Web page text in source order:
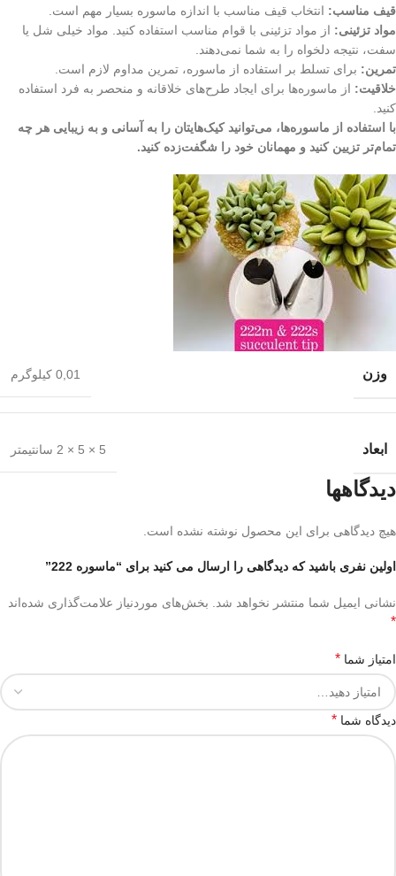
قیف مناسب: انتخاب قیف مناسب با اندازه ماسوره بسیار مهم است.
مواد تزئینی: از مواد تزئینی با قوام مناسب استفاده کنید. مواد خیلی شل یا
سفت، نتیجه دلخواه را به شما نمی‌دهند.
تمرین: برای تسلط بر استفاده از ماسوره، تمرین مداوم لازم است.
خلاقیت: از ماسوره‌ها برای ایجاد طرح‌های خلاقانه و منحصر به فرد استفاده
کنید.
با استفاده از ماسوره‌ها، می‌توانید کیک‌هایتان را به آسانی و به زیبایی هر چه
تمام‌تر تزیین کنید و مهمانان خود را شگفت‌زده کنید.
وزن 0,01 کیلوگرم
ابعاد 5 × 5 × 2 سانتیمتر
دیدگاهها
هیچ دیدگاهی برای این محصول نوشته نشده است.
اولین نفری باشید که دیدگاهی را ارسال می کنید برای “ماسوره 222”
نشانی ایمیل شما منتشر نخواهد شد. بخش‌های موردنیاز علامت‌گذاری شده‌اند
*
امتیاز شما *
دیدگاه شما *